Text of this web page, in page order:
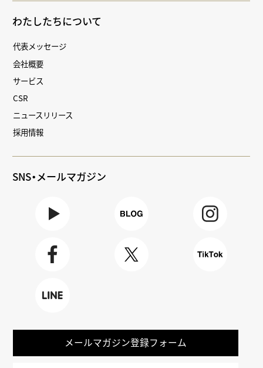
わたしたちについて
代表メッセージ
会社概要
サービス
CSR
ニュースリリース
採用情報
SNS・メールマガジン
メールマガジン登録フォーム